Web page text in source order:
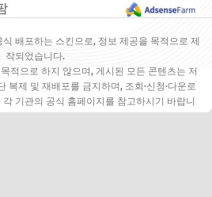
배포하는 스킨으로, 정보 제공을 목적으로 제
작되었습니다.
적으로 하지 않으며, 게시된 모든 콘텐츠는 저
복제 및 재배포를 금지하며, 조회·신청·다운로
기관의 공식 홈페이지를 참고하시기 바랍니